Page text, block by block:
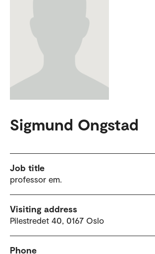
Sigmund Ongstad
Job title
professor em.
Visiting address
Pilestredet 40, 0167 Oslo
Phone